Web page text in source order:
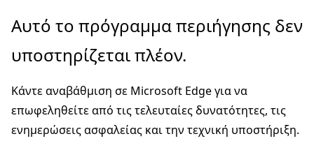
Παράλειψη
μετάβαση
κύριο
περιεχόμενο
Αυτό το πρόγραμμα περιήγησης δεν
υποστηρίζεται πλέον.
Κάντε αναβάθμιση σε Microsoft Edge για να
επωφεληθείτε από τις τελευταίες δυνατότητες, τις
ενημερώσεις ασφαλείας και την τεχνική υποστήριξη.